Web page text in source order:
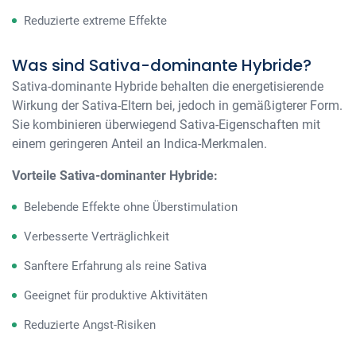
Reduzierte extreme Effekte
Was sind Sativa-dominante Hybride?
Sativa-dominante Hybride behalten die energetisierende
Wirkung der Sativa-Eltern bei, jedoch in gemäßigterer Form.
Sie kombinieren überwiegend Sativa-Eigenschaften mit
einem geringeren Anteil an Indica-Merkmalen.
Vorteile Sativa-dominanter Hybride:
Belebende Effekte ohne Überstimulation
Verbesserte Verträglichkeit
Sanftere Erfahrung als reine Sativa
Geeignet für produktive Aktivitäten
Reduzierte Angst-Risiken